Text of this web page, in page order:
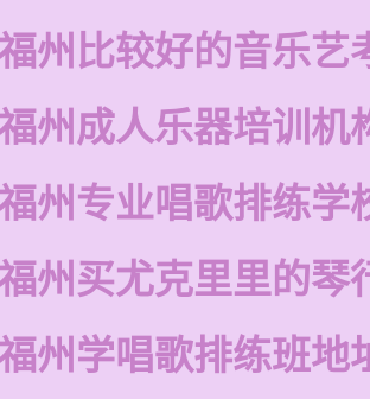
州比较好的音乐艺
州成人乐器培训机
州专业唱歌排练学
州买尤克里里的琴
州学唱歌排练班地